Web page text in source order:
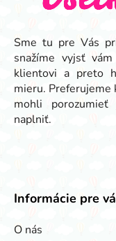
Sme tu pre Vás
snažíme vyjsť
klientovi a preto
mieru. Preferujeme
mohli porozumieť
naplniť.
Informácie pre
O nás